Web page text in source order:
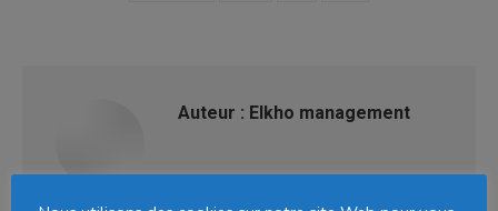
Auteur : Elkho management